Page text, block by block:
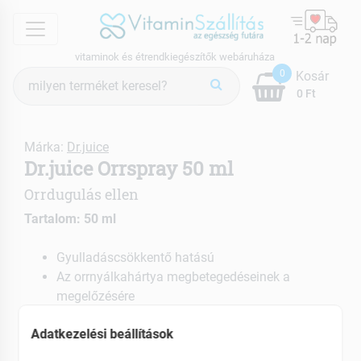
menu
vitaminok és étrendkiegészítők webáruháza
keresés
0
0 Ft
Kosár
Márka: Dr.juice
Dr.juice Orrspray 50 ml
Orrdugulás ellen
Tartalom: 50 ml
Gyulladáscsökkentő hatású
Az orrnyálkahártya megbetegedéseinek a
megelőzésére
Adatkezelési beállítások